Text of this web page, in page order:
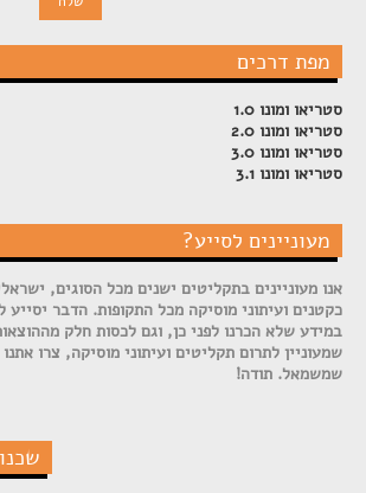
מפת דרכים
סטריאו ומונו 1.0
סטריאו ומונו 2.0
סטריאו ומונו 3.0
סטריאו ומונו 3.1
מעוניינים לסייע?
אנו מעוניינים בתקליטים ישנים מכל הסוגים,
כקטנים ועיתוני מוסיקה מכל התקופות. הדבר
במידע שלא הכרנו לפני כן, וגם לכסות חלק
שמעוניין לתרום תקליטים ועיתוני מוסיקה, צרו
שמשמאל. תודה!